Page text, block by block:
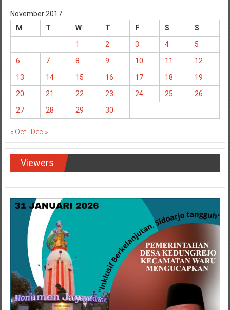
November 2017
M
T W T F S
S
1
2 3 4
5
6
7 8 9 10 11
12
13
14 15 16 17 18
19
20
21 22 23 24 25
26
27
28 29 30
« Oct Dec »
Viewers